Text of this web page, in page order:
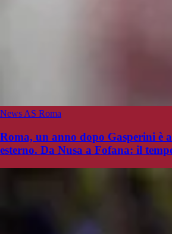
News AS Roma
Roma, un anno dopo Gasperini è
esterno. Da Nusa a Fofana: il